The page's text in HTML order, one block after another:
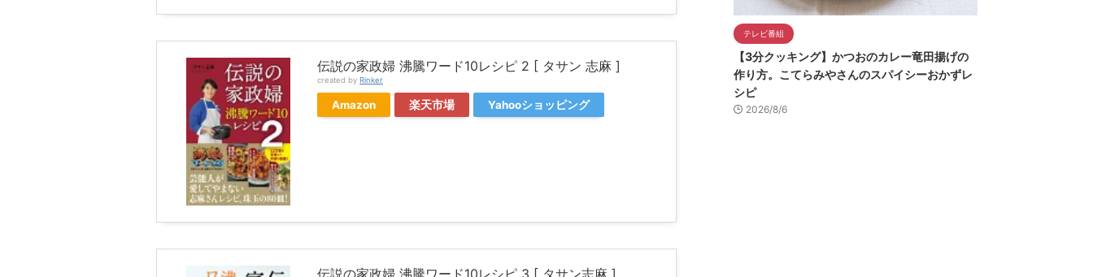
伝説の家政婦 沸騰ワード10レシピ 2 [ タサン 志麻 ]
created by Rinker
Amazon 楽天市場 Yahooショッピング
伝説の家政婦 沸騰ワード10レシピ 3 [ タサン志麻 ]
テレビ番組
【3分クッキング】かつおのカレー竜田揚げの
作り方。こてらみやさんのスパイシーおかずレ
シピ
2026/8/6